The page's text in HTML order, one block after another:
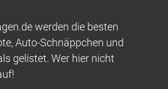
werden die besten
Auto-Schnäppchen und
gelistet. Wer hier nicht